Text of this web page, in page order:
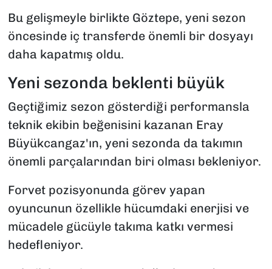
Bu gelişmeyle birlikte Göztepe, yeni sezon
öncesinde iç transferde önemli bir dosyayı
daha kapatmış oldu.
Yeni sezonda beklenti büyük
Geçtiğimiz sezon gösterdiği performansla
teknik ekibin beğenisini kazanan Eray
Büyükcangaz'ın, yeni sezonda da takımın
önemli parçalarından biri olması bekleniyor.
Forvet pozisyonunda görev yapan
oyuncunun özellikle hücumdaki enerjisi ve
mücadele gücüyle takıma katkı vermesi
hedefleniyor.